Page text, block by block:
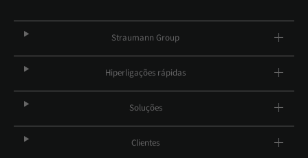
Straumann Group
Hiperligações rápidas
Soluções
Clientes